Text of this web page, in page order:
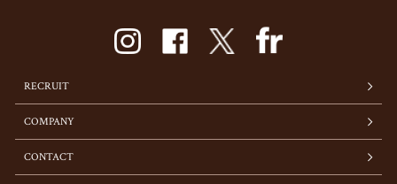
RECRUIT
COMPANY
CONTACT